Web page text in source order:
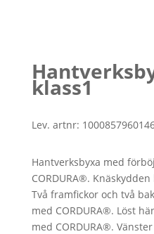
klass1
Lev. artnr:
Hantverksbyxa med
CORDURA®.
Två framfickor och två
med CORDURA®. Löst
med CORDURA®.